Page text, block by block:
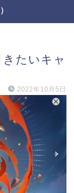
きたいキャ
2022年10月5日